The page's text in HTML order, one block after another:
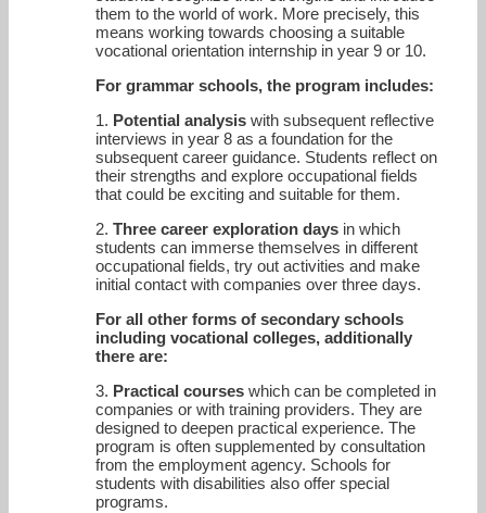
them to the world of work. More precisely, this
means working towards choosing a suitable
vocational orientation internship in year 9 or 10.
For grammar schools, the program includes:
1. Potential analysis with subsequent reflective
interviews in year 8 as a foundation for the
subsequent career guidance. Students reflect on
their strengths and explore occupational fields
that could be exciting and suitable for them.
2. Three career exploration days in which
students can immerse themselves in different
occupational fields, try out activities and make
initial contact with companies over three days.
For all other forms of secondary schools
including vocational colleges, additionally
there are:
3. Practical courses which can be completed in
companies or with training providers. They are
designed to deepen practical experience. The
program is often supplemented by consultation
from the employment agency. Schools for
students with disabilities also offer special
programs.